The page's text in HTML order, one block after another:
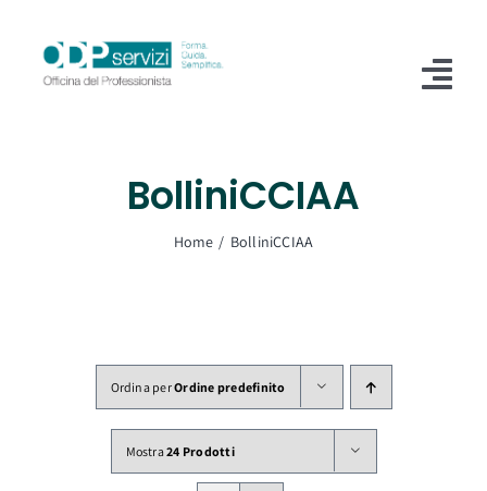
contenuto
BolliniCCIAA
Home BolliniCCIAA
Ordina perOrdine predefinito
Mostra24 Prodotti